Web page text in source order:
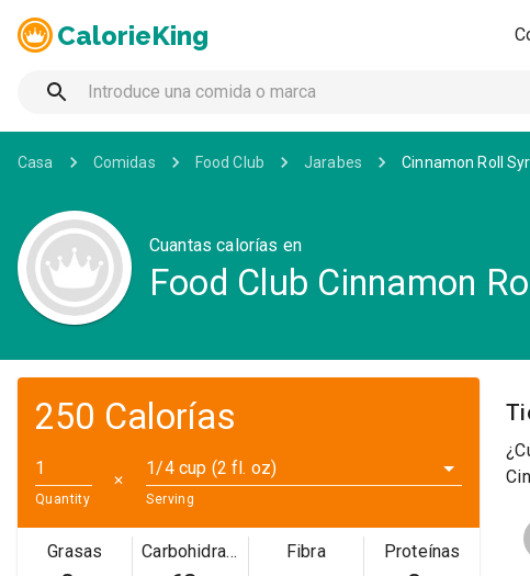
CalorieKing
Casa Comidas Food Club Jarabes Cinnamon Roll
Cuantas calorías en
Food Club Cinnamon
250 Calorías
Quantity
✕
1/4 cup (2 fl. oz)
Serving
Grasas Carbohidratos Fibra Proteínas